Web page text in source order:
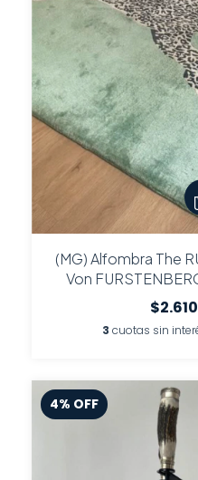
(MG) Alfombra The
Von
3 cuotas sin
4% OFF